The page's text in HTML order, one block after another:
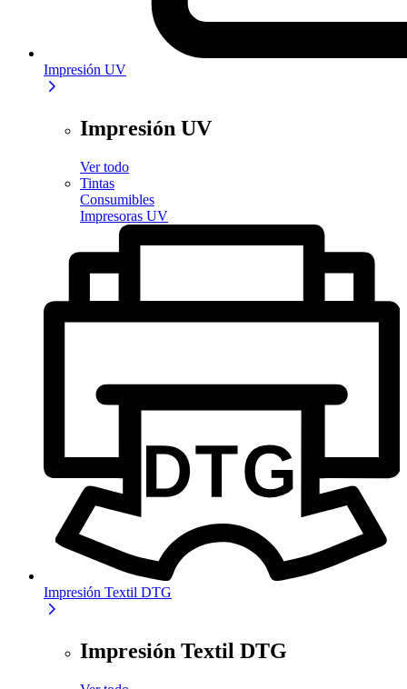
Impresión UV
Impresión UV
Ver todo
Tintas
Consumibles
Impresoras UV
Impresión Textil DTG
Impresión Textil DTG